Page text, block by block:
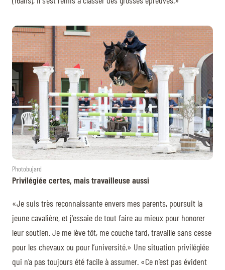
Photobujard
Privilégiée certes, mais travailleuse aussi
«Je suis très reconnaissante envers mes parents, poursuit la
jeune cavalière, et j'essaie de tout faire au mieux pour honorer
leur soutien. Je me lève tôt, me couche tard, travaille sans cesse
pour les chevaux ou pour l’université.» Une situation privilégiée
qui n’a pas toujours été facile à assumer. «Ce n’est pas évident